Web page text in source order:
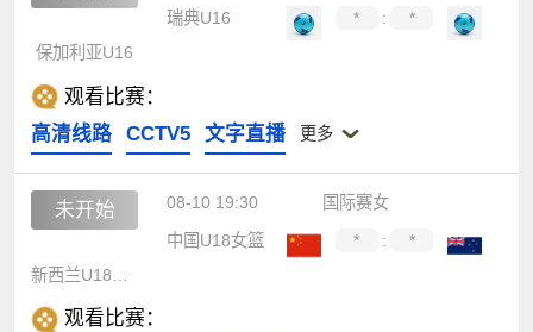
瑞典U16
* :
*
保加利亚U16
观看比赛：
高清线路
CCTV5 文字直播 更多
未开始 08-10 19:30
国际赛女
中国U18女篮
* :
*
观看比赛：